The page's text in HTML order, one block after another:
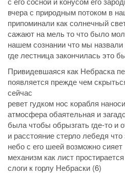
вчера с природным потоком в
припоминали как солнечный
сажают на мель то что было
нашем сознании что мы
где лестница закончилась это
Привидевшаяся как Небраска
появляется прежде чем
сейчас
ревет гудком нос корабля
атмосфера обаятельная и
была чтобы обрызгать где-то и
и расстояние стерло лебедя
небо с его шеей возможно сияет
механизм как лист
слоги к горлу Небраски (6)